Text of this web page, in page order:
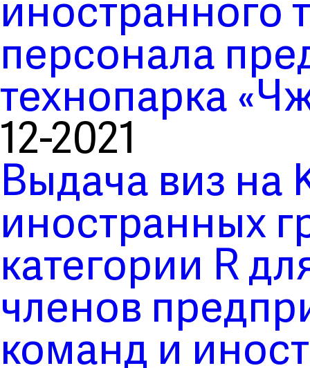
иностранного
персонала
технопарка
12-2021
Выдача виз на
иностранных
категории R
членов
команд и